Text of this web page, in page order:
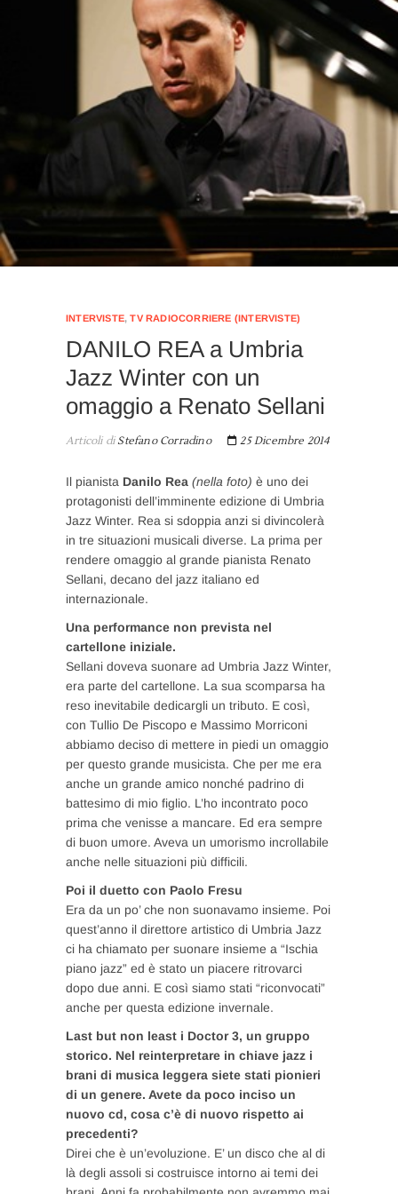
INTERVISTE,TV RADIOCORRIERE (INTERVISTE)
DANILO REA a Umbria
Jazz Winter con un
omaggio a Renato Sellani
Articoli diStefano Corradino 25 Dicembre 2014
Il pianista Danilo Rea (nella foto) è uno dei
protagonisti dell’imminente edizione di Umbria
Jazz Winter. Rea si sdoppia anzi si divincolerà
in tre situazioni musicali diverse. La prima per
rendere omaggio al grande pianista Renato
Sellani, decano del jazz italiano ed
internazionale.
Una performance non prevista nel
cartellone iniziale.
Sellani doveva suonare ad Umbria Jazz Winter,
era parte del cartellone. La sua scomparsa ha
reso inevitabile dedicargli un tributo. E così,
con Tullio De Piscopo e Massimo Morriconi
abbiamo deciso di mettere in piedi un omaggio
per questo grande musicista. Che per me era
anche un grande amico nonché padrino di
battesimo di mio figlio. L’ho incontrato poco
prima che venisse a mancare. Ed era sempre
di buon umore. Aveva un umorismo incrollabile
anche nelle situazioni più difficili.
Poi il duetto con Paolo Fresu
Era da un po’ che non suonavamo insieme. Poi
quest’anno il direttore artistico di Umbria Jazz
ci ha chiamato per suonare insieme a “Ischia
piano jazz” ed è stato un piacere ritrovarci
dopo due anni. E così siamo stati “riconvocati”
anche per questa edizione invernale.
Last but non least i Doctor 3, un gruppo
storico. Nel reinterpretare in chiave jazz i
brani di musica leggera siete stati pionieri
di un genere. Avete da poco inciso un
nuovo cd, cosa c’è di nuovo rispetto ai
precedenti?
Direi che è un’evoluzione. E’ un disco che al di
là degli assoli si costruisce intorno ai temi dei